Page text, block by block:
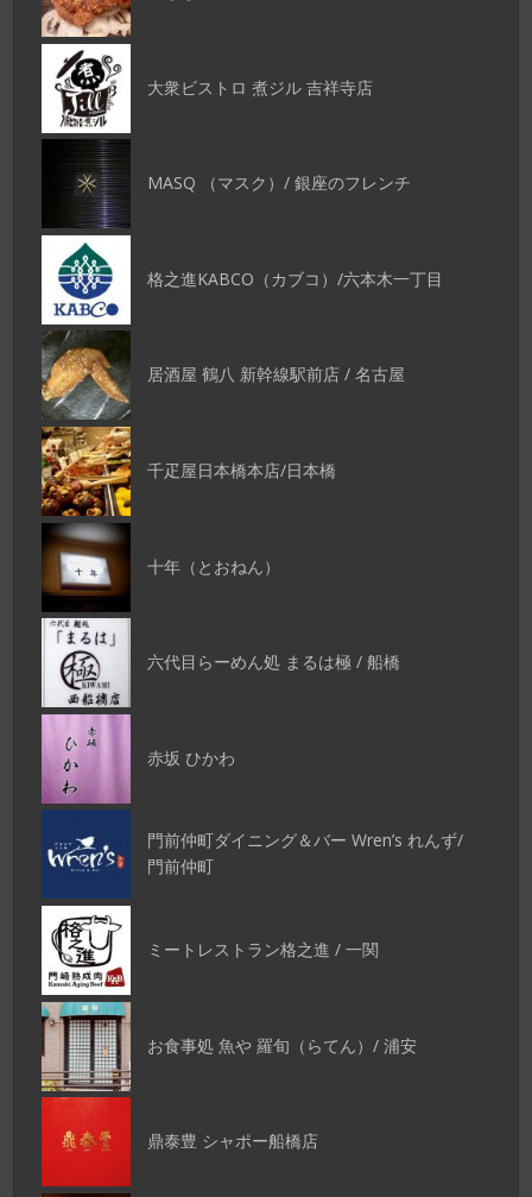
大衆ビストロ 煮ジル 吉祥寺店
MASQ （マスク）/ 銀座のフレンチ
格之進KABCO（カブコ）/六本木一丁目
居酒屋 鶴八 新幹線駅前店 / 名古屋
千疋屋日本橋本店/日本橋
十年（とおねん）
六代目らーめん処 まるは極 / 船橋
赤坂 ひかわ
門前仲町ダイニング＆バー Wren’s れんず/
門前仲町
ミートレストラン格之進 / 一関
お食事処 魚や 羅旬（らてん）/ 浦安
鼎泰豊 シャポー船橋店